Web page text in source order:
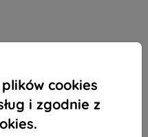
cookies
i zgodnie z